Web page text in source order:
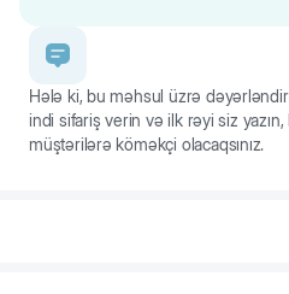
Hələ ki, bu məhsul üzrə
indi sifariş verin və ilk rəyi siz
müştərilərə köməkçi olacaqsınız.